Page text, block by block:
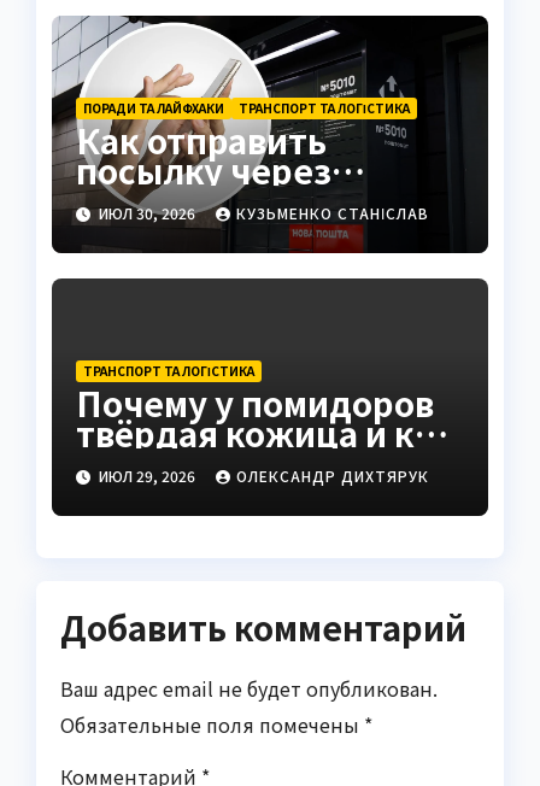
ПОРАДИ ТА ЛАЙФХАКИ ТРАНСПОРТ ТА ЛОГІСТИКА
Как отправить
посылку через
постамат: полная
инструкция 2026
ИЮЛ 30, 2026 КУЗЬМЕНКО СТАНІСЛАВ
ТРАНСПОРТ ТА ЛОГІСТИКА
Почему у помидоров
твёрдая кожица и как
это исправить
ИЮЛ 29, 2026 ОЛЕКСАНДР ДИХТЯРУК
Добавить комментарий
Ваш адрес email не будет опубликован.
Обязательные поля помечены *
Комментарий *